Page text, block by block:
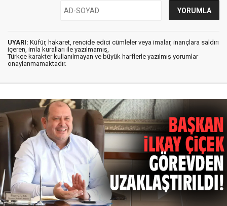
UYARI: Küfür, hakaret, rencide edici cümleler veya imalar, inançlara saldırı
içeren, imla kuralları ile yazılmamış,
Türkçe karakter kullanılmayan ve büyük harflerle yazılmış yorumlar
onaylanmamaktadır.